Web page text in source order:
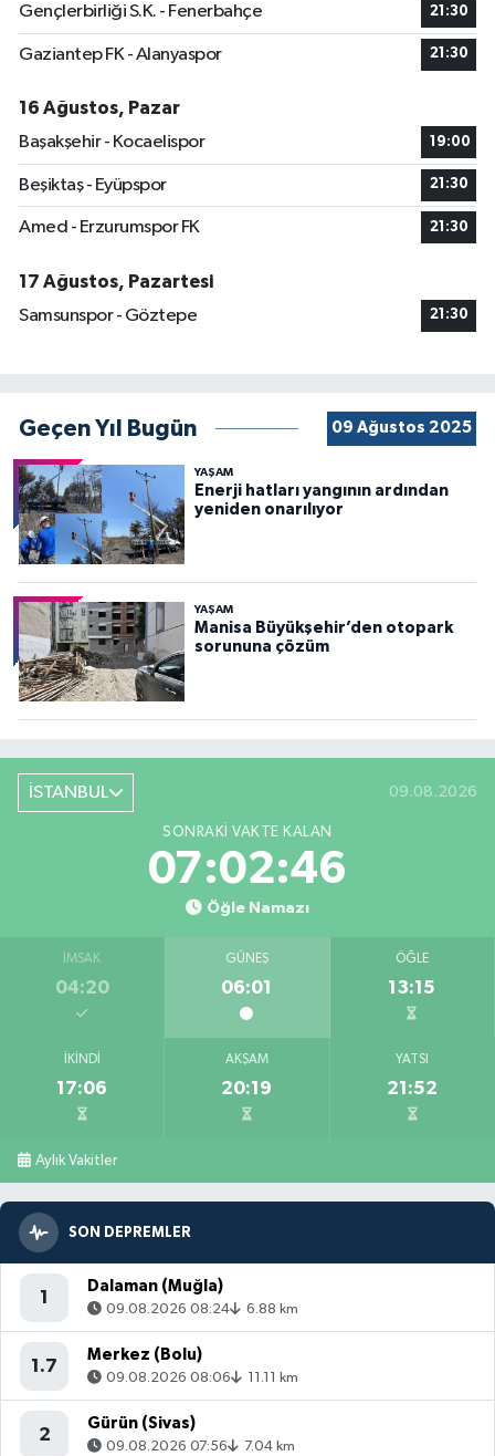
Gençlerbirliği S.K. - Fenerbahçe 21:30
Gaziantep FK - Alanyaspor 21:30
16 Ağustos, Pazar
Başakşehir - Kocaelispor
19:00
Beşiktaş - Eyüpspor 21:30
Amed - Erzurumspor FK 21:30
17 Ağustos, Pazartesi
Samsunspor - Göztepe
21:30
Geçen Yıl Bugün 09 Ağustos 2025
YAŞAM
Enerji hatları yangının ardından
yeniden onarılıyor
YAŞAM
Manisa Büyükşehir’den otopark
sorununa çözüm
İSTANBUL 09.08.2026
SONRAKI VAKTE KALAN
07:02:44
Öğle Namazı
İMSAK
04:20
GÜNEŞ
06:01
ÖĞLE
13:15
İKINDI
17:06
AKŞAM
20:19
YATSI
21:52
Aylık Vakitler
SON DEPREMLER
1
Dalaman (Muğla)
09.08.2026 08:24 6.88 km
1.7
Merkez (Bolu)
09.08.2026 08:06 11.11 km
2
Gürün (Sivas)
09.08.2026 07:56 7.04 km